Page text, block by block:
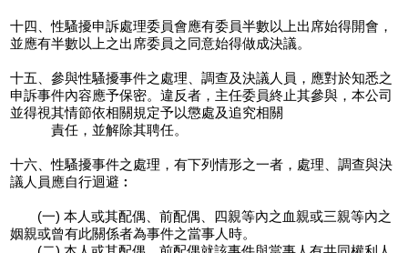
十四、性騷擾申訴處理委員會應有委員半數以上出席始得開會，
並應有半數以上之出席委員之同意始得做成決議。
十五、參與性騷擾事件之處理、調查及決議人員，應對於知悉之
申訴事件內容應予保密。違反者，主任委員終止其參與，本公司
並得視其情節依相關規定予以懲處及追究相關
責任，並解除其聘任。
十六、性騷擾事件之處理，有下列情形之一者，處理、調查與決
議人員應自行迴避︰
(一) 本人或其配偶、前配偶、四親等內之血親或三親等內之
姻親或曾有此關係者為事件之當事人時。